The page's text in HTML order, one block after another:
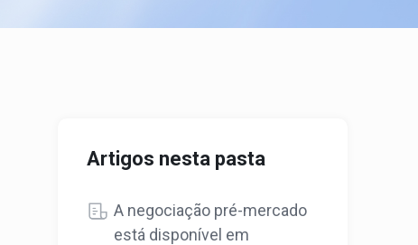
Artigos nesta pasta
A negociação pré-mercado
está disponível em